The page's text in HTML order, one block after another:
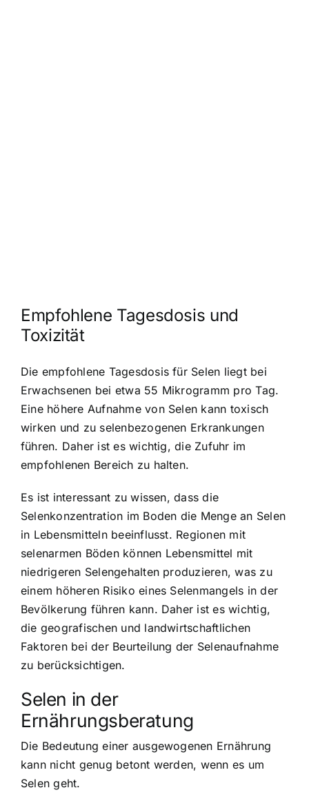
Empfohlene Tagesdosis und
Toxizität
Die empfohlene Tagesdosis für Selen liegt bei
Erwachsenen bei etwa 55 Mikrogramm pro Tag.
Eine höhere Aufnahme von Selen kann toxisch
wirken und zu selenbezogenen Erkrankungen
führen. Daher ist es wichtig, die Zufuhr im
empfohlenen Bereich zu halten.
Es ist interessant zu wissen, dass die
Selenkonzentration im Boden die Menge an Selen
in Lebensmitteln beeinflusst. Regionen mit
selenarmen Böden können Lebensmittel mit
niedrigeren Selengehalten produzieren, was zu
einem höheren Risiko eines Selenmangels in der
Bevölkerung führen kann. Daher ist es wichtig,
die geografischen und landwirtschaftlichen
Faktoren bei der Beurteilung der Selenaufnahme
zu berücksichtigen.
Selen in der
Ernährungsberatung
Die Bedeutung einer ausgewogenen Ernährung
kann nicht genug betont werden, wenn es um
Selen geht.